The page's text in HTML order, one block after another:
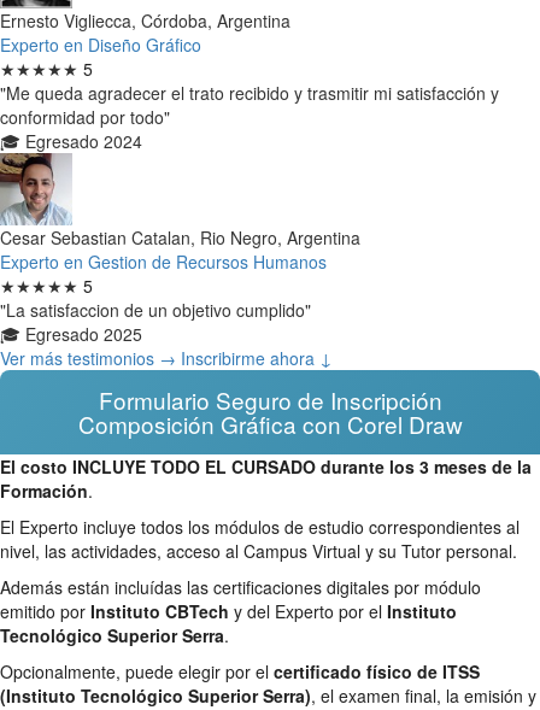
Ernesto Vigliecca, Córdoba, Argentina
Experto en Diseño Gráfico
★★★★★ 5
"Me queda agradecer el trato recibido y trasmitir mi satisfacción y
conformidad por todo"
🎓 Egresado 2024
Cesar Sebastian Catalan, Rio Negro, Argentina
Experto en Gestion de Recursos Humanos
★★★★★ 5
"La satisfaccion de un objetivo cumplido"
🎓 Egresado 2025
Ver más testimonios → Inscribirme ahora ↓
Formulario Seguro de Inscripción
Composición Gráfica con Corel Draw
El costo INCLUYE TODO EL CURSADO durante los 3 meses de la
Formación.
El Experto incluye todos los módulos de estudio correspondientes al
nivel, las actividades, acceso al Campus Virtual y su Tutor personal.
Además están incluídas las certificaciones digitales por módulo
emitido por Instituto CBTech y del Experto por el Instituto
Tecnológico Superior Serra.
Opcionalmente, puede elegir por el certificado físico de ITSS
(Instituto Tecnológico Superior Serra), el examen final, la emisión y